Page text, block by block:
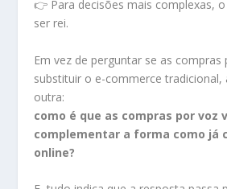
👉 Para decisões mais complexas,
ser rei.
Em vez de perguntar se as compras
substituir o e-commerce tradicional,
outra:
como é que as compras por voz
complementar a forma como já
online?